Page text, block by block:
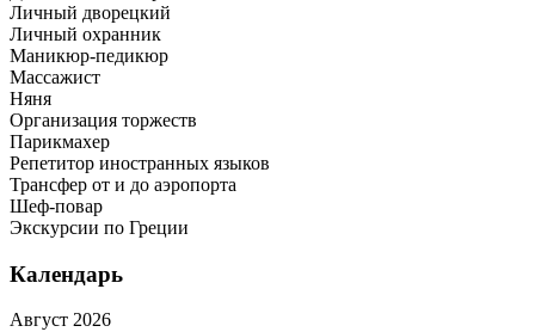
Личный дворецкий
Личный охранник
Маникюр-педикюр
Массажист
Няня
Организация торжеств
Парикмахер
Репетитор иностранных языков
Трансфер от и до аэропорта
Шеф-повар
Экскурсии по Греции
Календарь
Август 2026